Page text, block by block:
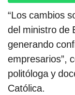
“Los cambios
del ministro de
generando
empresarios”,
politóloga y
Católica.